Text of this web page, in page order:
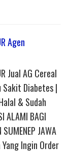
Agen
Jual AG Cereal
Sakit Diabetes |
& Sudah
ALAMI BAGI
JAWA
Ingin Order